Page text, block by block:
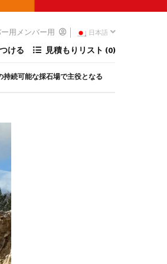
ー用メンバー用 日本語
ける 見積もりリスト (0)
持続可能な採石場で主役となる